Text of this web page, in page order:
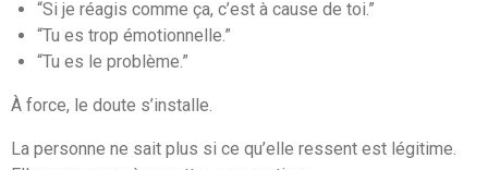
“Si je réagis comme ça, c’est à cause de toi.”
“Tu es trop émotionnelle.”
“Tu es le problème.”
À force, le doute s’installe.
La personne ne sait plus si ce qu’elle ressent est légitime.